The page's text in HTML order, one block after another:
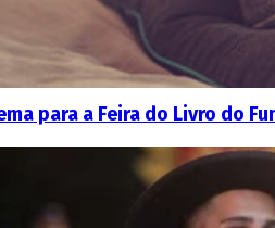
para a Feira do Livro do